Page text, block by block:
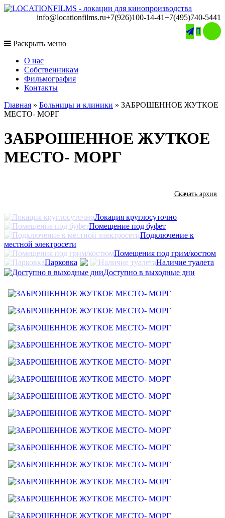
info@locationfilms.ru+7(926)100-14-41+7(495)740-5441

Раскрыть меню
O нас
Собственникам
Фильмография
Контакты
Главная » Больницы и клиники » ЗАБРОШЕННОЕ ЖУТКОЕ
МЕСТО- МОРГ
ЗАБРОШЕННОЕ ЖУТКОЕ
МЕСТО- МОРГ
Скачать архив
Локация круглосуточно
Помещение под буфет
Подключение к
местной электросети
Помещения под грим/костюм
Парковка
Наличие туалета
Доступно в выходные дни